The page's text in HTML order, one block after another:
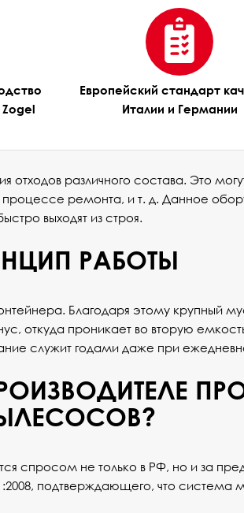
Европейский стандарт
Италии и Германии
различного состава. Это
ремонта, и т. д. Данное
выходят из строя.
РАБОТЫ
Благодаря этому крупный
откуда проникает во вторую
служит годами даже при
спросом не только в РФ, но и за
подтверждающего, что система